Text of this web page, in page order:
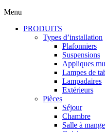
Menu
PRODUITS
Types d’installation
Plafonniers
Suspensions
Appliques
Lampes de
Lampadaires
Extérieurs
Pièces
Séjour
Chambre
Salle à